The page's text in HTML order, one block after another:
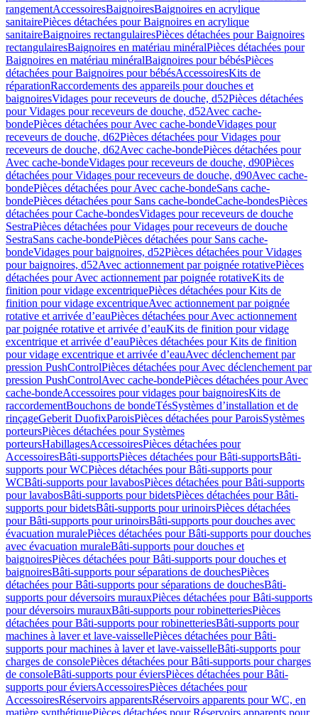
rangementAccessoiresBaignoiresBaignoires en acrylique
sanitairePièces détachées pour Baignoires en acrylique
sanitaireBaignoires rectangulairesPièces détachées pour Baignoires
rectangulairesBaignoires en matériau minéralPièces détachées pour
Baignoires en matériau minéralBaignoires pour bébésPièces
détachées pour Baignoires pour bébésAccessoiresKits de
réparationRaccordements des appareils pour douches et
baignoiresVidages pour receveurs de douche, d52Pièces détachées
pour Vidages pour receveurs de douche, d52Avec cache-
bondePièces détachées pour Avec cache-bondeVidages pour
receveurs de douche, d62Pièces détachées pour Vidages pour
receveurs de douche, d62Avec cache-bondePièces détachées pour
Avec cache-bondeVidages pour receveurs de douche, d90Pièces
détachées pour Vidages pour receveurs de douche, d90Avec cache-
bondePièces détachées pour Avec cache-bondeSans cache-
bondePièces détachées pour Sans cache-bondeCache-bondesPièces
détachées pour Cache-bondesVidages pour receveurs de douche
SestraPièces détachées pour Vidages pour receveurs de douche
SestraSans cache-bondePièces détachées pour Sans cache-
bondeVidages pour baignoires, d52Pièces détachées pour Vidages
pour baignoires, d52Avec actionnement par poignée rotativePièces
détachées pour Avec actionnement par poignée rotativeKits de
finition pour vidage excentriquePièces détachées pour Kits de
finition pour vidage excentriqueAvec actionnement par poignée
rotative et arrivée d’eauPièces détachées pour Avec actionnement
par poignée rotative et arrivée d’eauKits de finition pour vidage
excentrique et arrivée d’eauPièces détachées pour Kits de finition
pour vidage excentrique et arrivée d’eauAvec déclenchement par
pression PushControlPièces détachées pour Avec déclenchement par
pression PushControlAvec cache-bondePièces détachées pour Avec
cache-bondeAccessoires pour vidages pour baignoiresKits de
raccordementBouchons de bondeTésSystèmes d’installation et de
rinçageGeberit DuofixParoisPièces détachées pour ParoisSystèmes
porteursPièces détachées pour Systèmes
porteursHabillagesAccessoiresPièces détachées pour
AccessoiresBâti-supportsPièces détachées pour Bâti-supportsBâti-
supports pour WCPièces détachées pour Bâti-supports pour
WCBâti-supports pour lavabosPièces détachées pour Bâti-supports
pour lavabosBâti-supports pour bidetsPièces détachées pour Bâti-
supports pour bidetsBâti-supports pour urinoirsPièces détachées
pour Bâti-supports pour urinoirsBâti-supports pour douches avec
évacuation muralePièces détachées pour Bâti-supports pour douches
avec évacuation muraleBâti-supports pour douches et
baignoiresPièces détachées pour Bâti-supports pour douches et
baignoiresBâti-supports pour séparations de douchesPièces
détachées pour Bâti-supports pour séparations de douchesBâti-
supports pour déversoirs murauxPièces détachées pour Bâti-supports
pour déversoirs murauxBâti-supports pour robinetteriesPièces
détachées pour Bâti-supports pour robinetteriesBâti-supports pour
machines à laver et lave-vaissellePièces détachées pour Bâti-
supports pour machines à laver et lave-vaisselleBâti-supports pour
charges de consolePièces détachées pour Bâti-supports pour charges
de consoleBâti-supports pour éviersPièces détachées pour Bâti-
supports pour éviersAccessoiresPièces détachées pour
AccessoiresRéservoirs apparentsRéservoirs apparents pour WC, en
matière synthétiquePièces détachées pour Réservoirs apparents pour